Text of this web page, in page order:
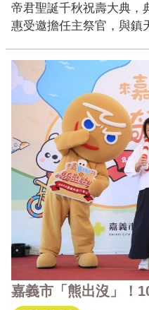
帝君聖誕千秋祝壽大典，
惠受邀擔任主祭官，與鎮
人依循傳統祭典儀軌，虔
禮，並於恭讀祝文後焚
安健康。 ...更多